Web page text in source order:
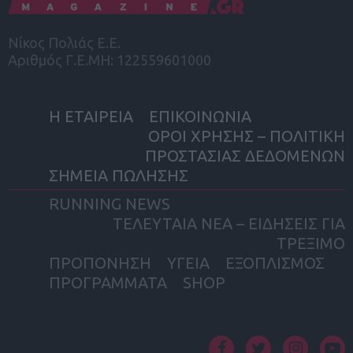
Νίκος Πολιάς Ε.Ε.
Αριθμός Γ.Ε.ΜΗ: 122559601000
Η ΕΤΑΙΡΕΙΑ
ΕΠΙΚΟΙΝΩΝΙΑ
ΟΡΟΙ ΧΡΗΣΗΣ – ΠΟΛΙΤΙΚΗ
ΠΡΟΣΤΑΣΙΑΣ ΔΕΔΟΜΕΝΩΝ
ΣΗΜΕΙΑ ΠΩΛΗΣΗΣ
RUNNING NEWS
ΤΕΛΕΥΤΑΙΑ ΝΕΑ – ΕΙΔΗΣΕΙΣ ΓΙΑ
ΤΡΕΞΙΜΟ
ΠΡΟΠΟΝΗΣΗ
ΥΓΕΙΑ
ΕΞΟΠΛΙΣΜΟΣ
ΠΡΟΓΡΑΜΜΑΤΑ
SHOP